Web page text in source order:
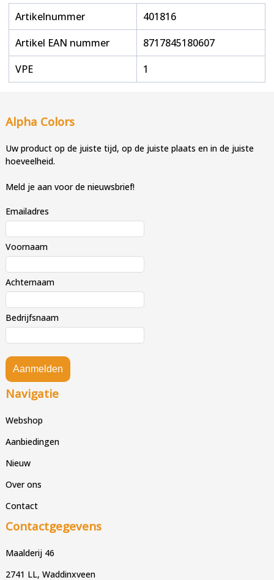
Artikelnummer
401816
Artikel EAN nummer
8717845180607
VPE
1
Alpha Colors
Uw product op de juiste tijd, op de juiste plaats en in de juiste
hoeveelheid.
Meld je aan voor de nieuwsbrief!
Emailadres
Voornaam
Achternaam
Bedrijfsnaam
Aanmelden
Navigatie
Webshop
Aanbiedingen
Nieuw
Over ons
Contact
Contactgegevens
Maalderij 46
2741 LL, Waddinxveen